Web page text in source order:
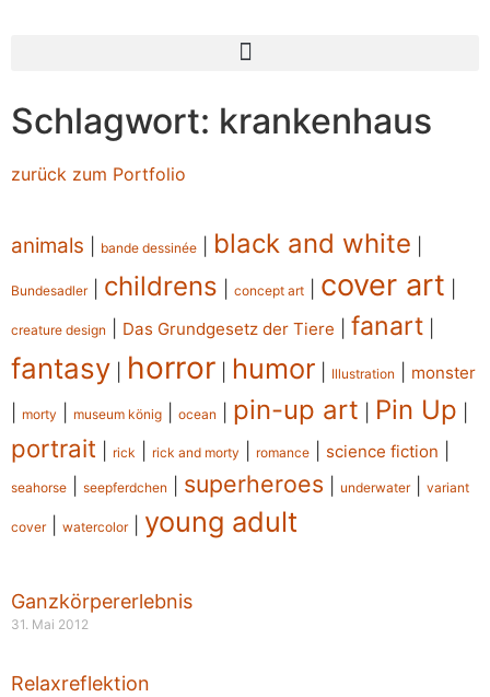
Schlagwort: krankenhaus
zurück zum Portfolio
animals bande dessinée black and white
Bundesadler| childrens concept art cover art
creature design Das Grundgesetz der Tiere fanart
fantasy horror humor Illustration monster
morty museum könig ocean pin-up art Pin Up
portrait rick rick and morty romance science fiction
seahorse seepferdchen superheroes underwater| variant
cover| watercolor| young adult
Ganzkörpererlebnis
31. Mai 2012
Relaxreflektion